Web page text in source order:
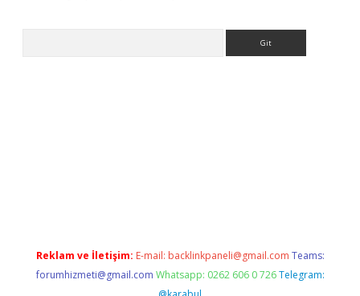
Reklam ve İletişim: E-mail: backlinkpaneli@gmail.com Teams:
forumhizmeti@gmail.com Whatsapp: 0262 606 0 726 Telegram: